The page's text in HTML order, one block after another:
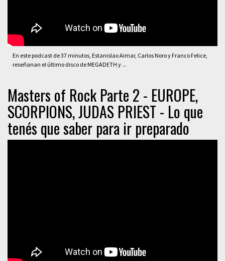
En este podcast de 37 minutos, Estanislao Aimar, Carlos Noro y Franco Felice,
reseñanan el último disco de MEGADETH y ...
Masters of Rock Parte 2 - EUROPE,
SCORPIONS, JUDAS PRIEST - Lo que
tenés que saber para ir preparado